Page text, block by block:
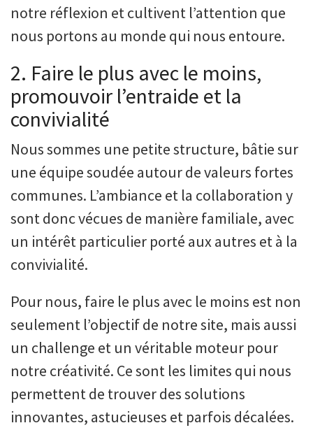
notre réflexion et cultivent l’attention que
nous portons au monde qui nous entoure.
2. Faire le plus avec le moins,
promouvoir l’entraide et la
convivialité
Nous sommes une petite structure, bâtie sur
une équipe soudée autour de valeurs fortes
communes. L’ambiance et la collaboration y
sont donc vécues de manière familiale, avec
un intérêt particulier porté aux autres et à la
convivialité.
Pour nous, faire le plus avec le moins est non
seulement l’objectif de notre site, mais aussi
un challenge et un véritable moteur pour
notre créativité. Ce sont les limites qui nous
permettent de trouver des solutions
innovantes, astucieuses et parfois décalées.